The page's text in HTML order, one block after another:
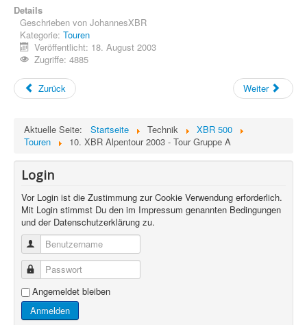
Details
Geschrieben von JohannesXBR
Kategorie: Touren
Veröffentlicht: 18. August 2003
Zugriffe: 4885
Zurück Weiter
Aktuelle Seite: Startseite Technik
XBR 500
Touren
10. XBR Alpentour 2003 - Tour Gruppe A
Login
Vor Login ist die Zustimmung zur Cookie Verwendung erforderlich.
Mit Login stimmst Du den im Impressum genannten Bedingungen
und der Datenschutzerklärung zu.
Benutzername
Passwort
Angemeldet bleiben
Anmelden